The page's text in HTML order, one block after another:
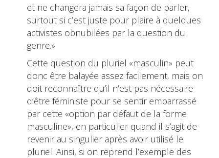
et ne changera jamais sa façon de parler,
surtout si c’est juste pour plaire à quelques
activistes obnubilées par la question du
genre.»
Cette question du pluriel «masculin» peut
donc être balayée assez facilement, mais on
doit reconnaître qu’il n’est pas nécessaire
d’être féministe pour se sentir embarrassé
par cette «option par défaut de la forme
masculine», en particulier quand il s’agit de
revenir au singulier après avoir utilisé le
pluriel. Ainsi, si on reprend l’exemple des